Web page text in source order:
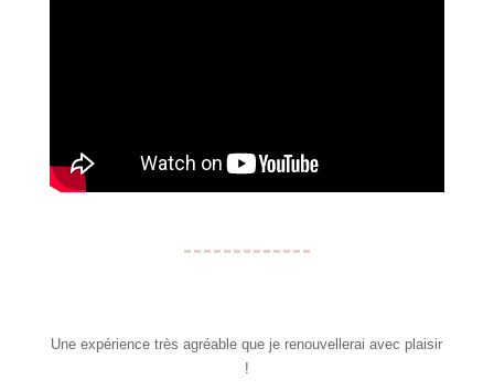
Une expérience très agréable que je renouvellerai avec plaisir
!